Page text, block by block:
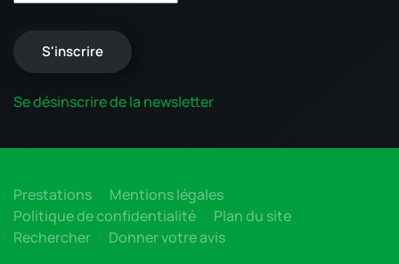
S'inscrire
Se désinscrire de la newsletter
Prestations
Mentions légales
Politique de confidentialité
Plan du site
Rechercher
Donner votre avis